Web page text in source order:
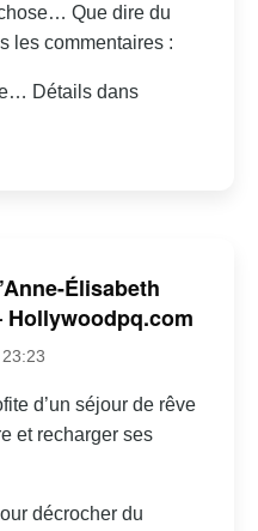
Que dire du
les commentaires :
Détails dans
Élisabeth
Hollywoodpq.com
d’un séjour de rêve
et recharger ses
décrocher du